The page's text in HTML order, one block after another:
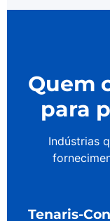
Quem
para
Indústrias
Tenaris-